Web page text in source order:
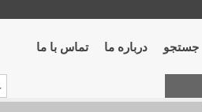
جستجو درباره ما تماس با ما